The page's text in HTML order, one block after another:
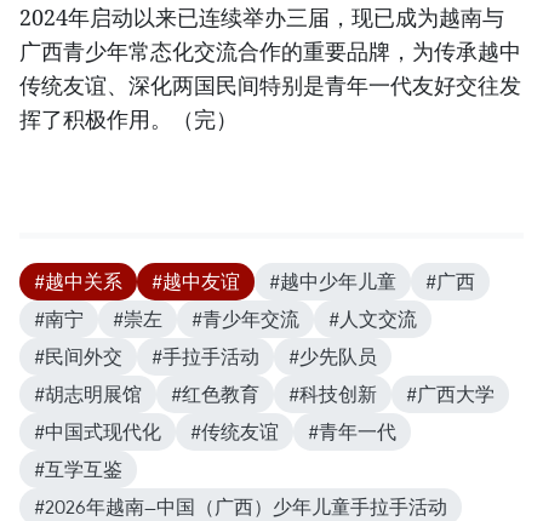
2024年启动以来已连续举办三届，现已成为越南与
广西青少年常态化交流合作的重要品牌，为传承越中
传统友谊、深化两国民间特别是青年一代友好交往发
挥了积极作用。（完）
#越中关系 #越中友谊 #越中少年儿童
#广西
#南宁
#崇左 #青少年交流
#人文交流
#民间外交
#手拉手活动
#少先队员
#胡志明展馆
#红色教育 #科技创新
#广西大学
#中国式现代化
#传统友谊
#青年一代
#互学互鉴
#2026年越南—中国（广西）少年儿童手拉手活动